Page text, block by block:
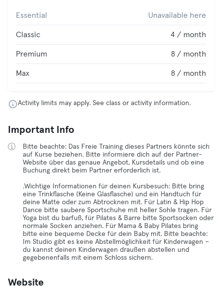
Essential Unavailable here
Classic 4 / month
Premium 8 / month
Max 8 / month
Activity limits may apply. See class or activity information.
Important Info
Bitte beachte: Das Freie Training dieses Partners könnte sich
auf Kurse beziehen. Bitte informiere dich auf der Partner-
Website über das genaue Angebot, Kursdetails und ob eine
Buchung direkt beim Partner erforderlich ist.
.Wichtige Informationen für deinen Kursbesuch: Bitte bring
eine Trinkflasche (Keine Glasflasche) und ein Handtuch für
deine Matte oder zum Abtrocknen mit. Für Latin & Hip Hop
Dance bitte saubere Sportschuhe mit heller Sohle tragen. Für
Yoga bist du barfuß, für Pilates & Barre bitte Sportsocken oder
normale Socken anziehen. Für Mama & Baby Pilates bring
bitte eine bequeme Decke für dein Baby mit. Bitte beachte:
Im Studio gibt es keine Abstellmöglichkeit für Kinderwagen –
du kannst deinen Kinderwagen draußen abstellen und
gegebenenfalls mit einem Schloss sichern.
Website